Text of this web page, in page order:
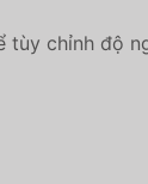
chỉnh độ